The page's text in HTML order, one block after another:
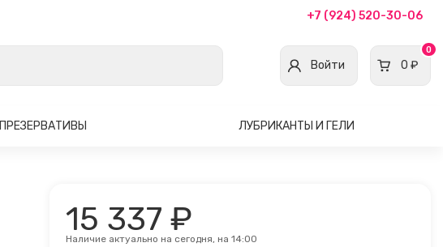
+7 (924) 520-30-06
Войти
0
0 ₽
ПРЕЗЕРВАТИВЫ ЛУБРИКАНТЫ И ГЕЛИ
15 337 ₽
Наличие актуально на сегодня, на 14:00